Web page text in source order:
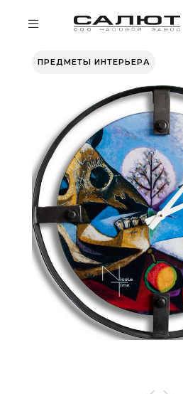
ПРЕДМЕТЫ ИНТЕРЬЕРА